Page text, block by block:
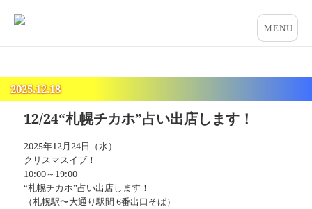
2025.12.18
12/24“札幌チカホ”占い出店します！
2025年12月24日（水）
クリスマスイブ！
10:00～19:00
“札幌チカホ”占い出店します！
（札幌駅〜大通り駅間 6番出口そば）